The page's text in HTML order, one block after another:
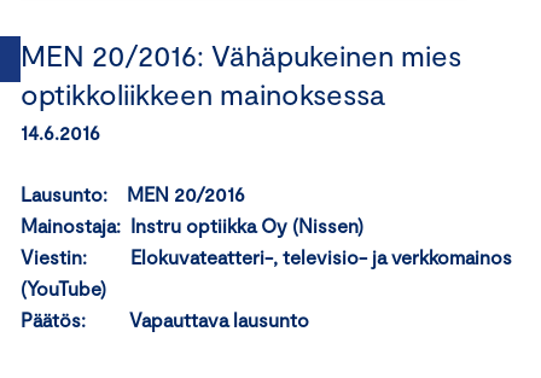
MEN 20/2016: Vähäpukeinen mies
optikkoliikkeen mainoksessa
14.6.2016
Lausunto: MEN 20/2016
Mainostaja: Instru optiikka Oy (Nissen)
Viestin: Elokuvateatteri-, televisio- ja verkkomainos
(YouTube)
Päätös: Vapauttava lausunto